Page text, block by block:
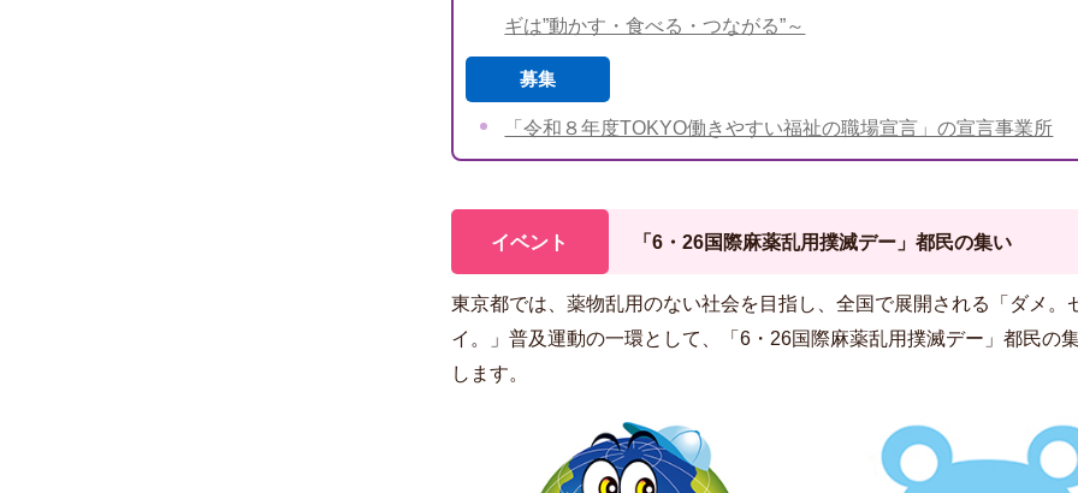
ギは”動かす・食べる・つながる”～
募集
「令和８年度TOKYO働きやすい福祉の職場宣言」の宣言事業所
イベント 「6・26国際麻薬乱用撲滅デー」都民の集い
東京都では、薬物乱用のない社会を目指し、全国で展開される「ダメ。
イ。」普及運動の一環として、「6・26国際麻薬乱用撲滅デー」都民の
します。